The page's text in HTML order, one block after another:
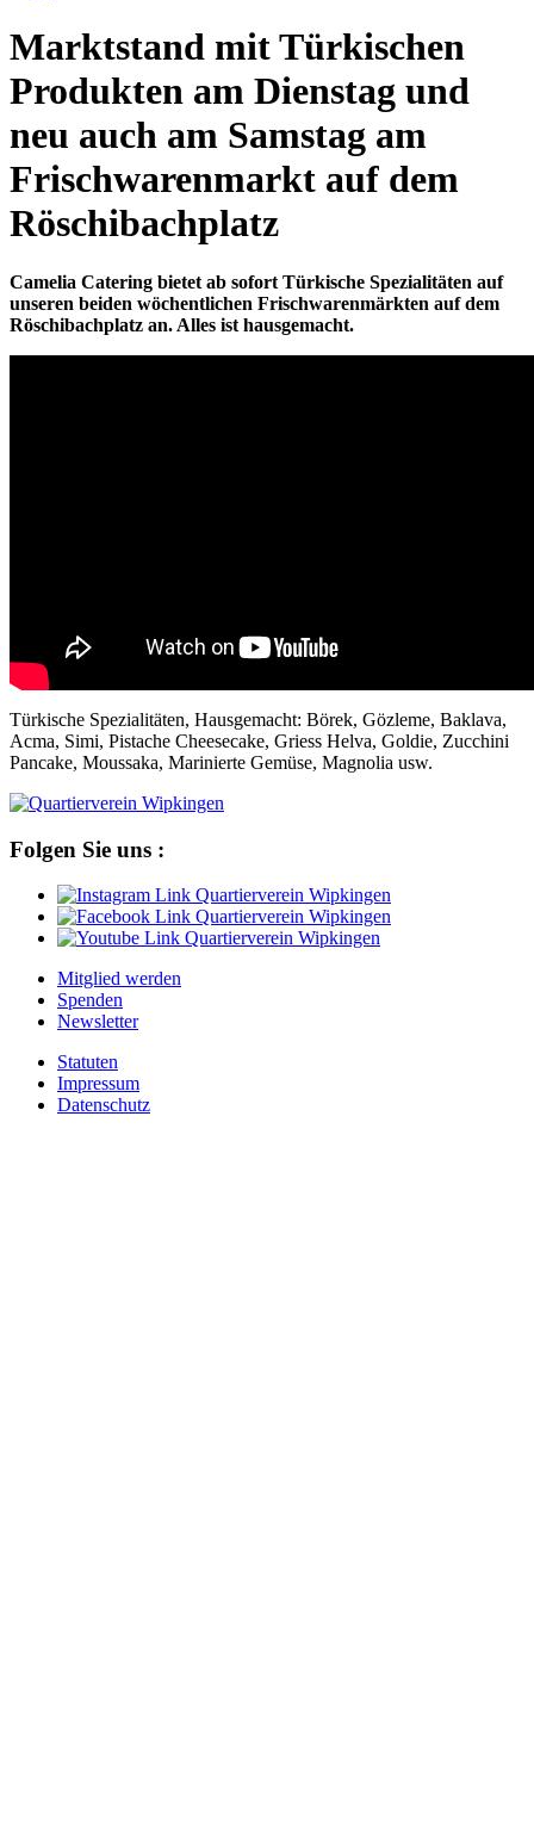
Marktstand mit Türkischen
Produkten am Dienstag und
neu auch am Samstag am
Frischwarenmarkt auf dem
Röschibachplatz
Camelia Catering bietet ab sofort Türkische Spezialitäten auf
unseren beiden wöchentlichen Frischwarenmärkten auf dem
Röschibachplatz an. Alles ist hausgemacht.
Türkische Spezialitäten, Hausgemacht: Börek, Gözleme, Baklava,
Acma, Simi, Pistache Cheesecake, Griess Helva, Goldie, Zucchini
Pancake, Moussaka, Marinierte Gemüse, Magnolia usw.
Folgen Sie uns :
Mitglied werden
Spenden
Newsletter
Statuten
Impressum
Datenschutz